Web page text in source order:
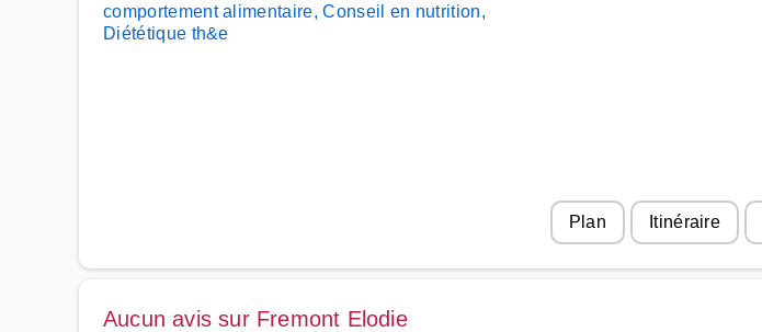
comportement alimentaire, Conseil en nutrition,
Diététique th&e
Plan Itinéraire
Aucun avis sur Fremont Elodie